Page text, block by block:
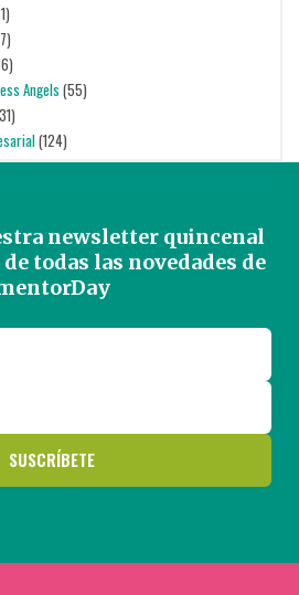
Angels (55)
(124)
newsletter quincenal
todas las novedades de